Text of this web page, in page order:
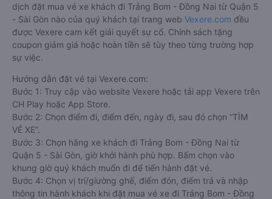
dịch đặt mua vé xe khách đi Trảng Bom - Đồng Nai từ Quận 5
- Sài Gòn nào của quý khách tại trang web Vexere.com đều
được Vexere cam kết giải quyết sự cố. Chính sách tặng
coupon giảm giá hoặc hoàn tiền sẽ tùy theo từng trường hợp
sự việc.
Hướng dẫn đặt vé tại Vexere.com:
Bước 1: Truy cập vào website Vexere hoặc tải app Vexere trên
CH Play hoặc App Store.
Bước 2: Chọn điểm đi, điểm đến, ngày đi, sau đó chọn “TÌM
VÉ XE”.
Bước 3: Chọn hãng xe khách đi Trảng Bom - Đồng Nai từ
Quận 5 - Sài Gòn, giờ khởi hành phù hợp. Bấm chọn vào
khung giờ quý khách muốn đi để tiến hành đặt vé.
Bước 4: Chọn vị trí/giường ghế, điểm đón, điểm trả và nhập
thông tin hành khách khi đặt mua vé xe đi Trảng Bom - Đồng